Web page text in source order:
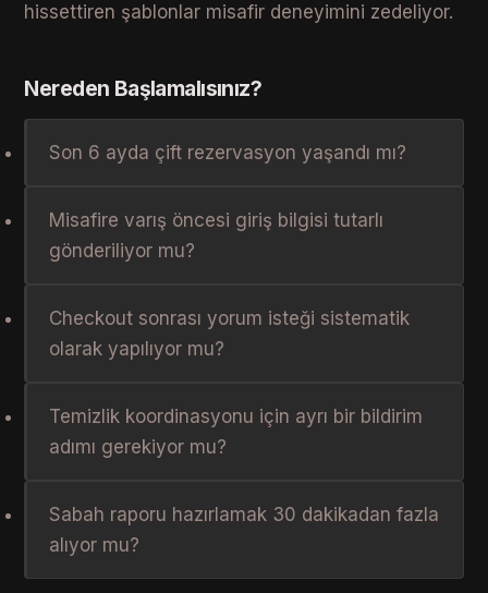
hissettiren şablonlar misafir deneyimini zedeliyor.
Nereden Başlamalısınız?
Son 6 ayda çift rezervasyon yaşandı mı?
Misafire varış öncesi giriş bilgisi tutarlı
gönderiliyor mu?
Checkout sonrası yorum isteği sistematik
olarak yapılıyor mu?
Temizlik koordinasyonu için ayrı bir bildirim
adımı gerekiyor mu?
Sabah raporu hazırlamak 30 dakikadan fazla
alıyor mu?